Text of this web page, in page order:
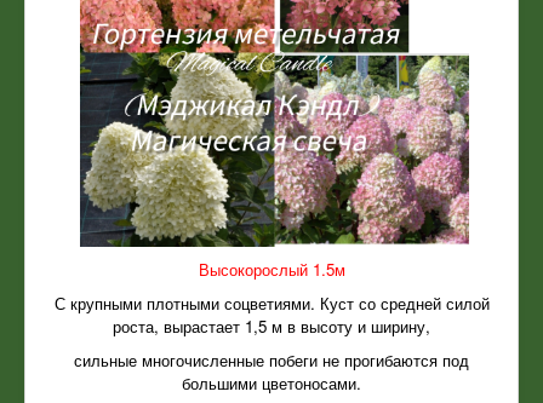
Высокорослый 1.5м
С крупными плотными соцветиями. Куст со средней силой
роста, вырастает 1,5 м в высоту и ширину,
сильные многочисленные побеги не прогибаются под
большими цветоносами.